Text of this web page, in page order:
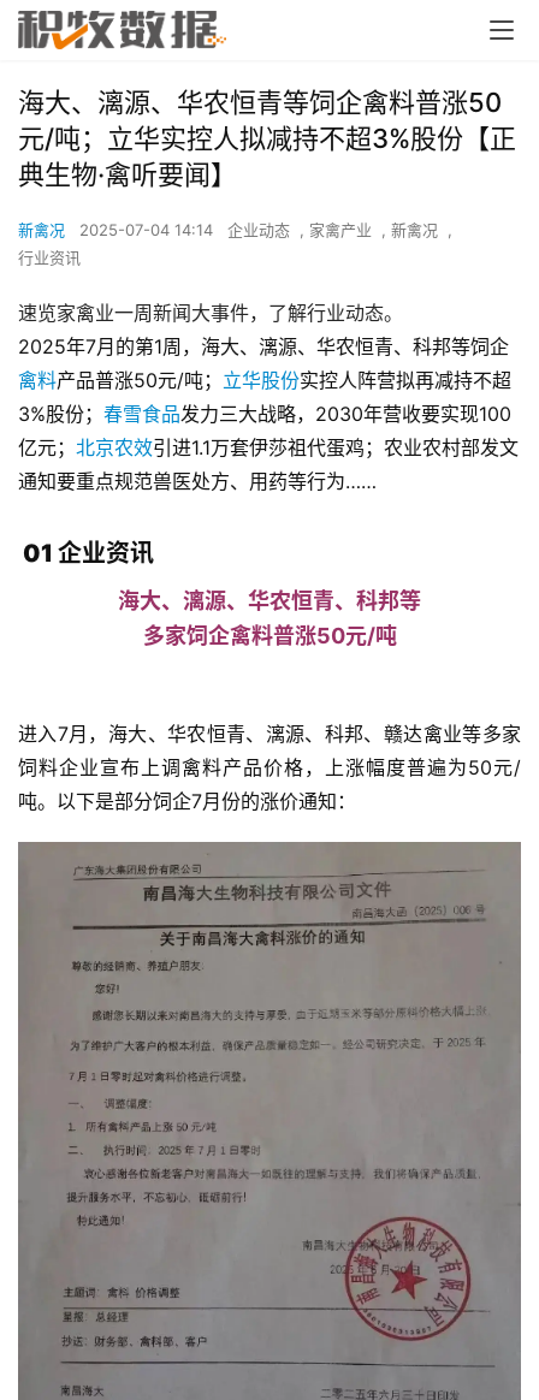
海大、漓源、华农恒青等饲企禽料普涨50
元/吨；立华实控人拟减持不超3%股份【正
典生物·禽听要闻】
新禽况 2025-07-04 14:14 企业动态 , 家禽产业 , 新禽况
,
行业资讯
速览家禽业一周新闻大事件，了解行业动态。
2025年7月的第1周，海大、漓源、华农恒青、科邦等饲企
禽料产品普涨50元/吨； 立华股份实控人阵营拟再减持不超
3%股份； 春雪食品发力三大战略，2030年营收要实现100
亿元； 北京农效引进1.1万套伊莎祖代蛋鸡；农业农村部发文
通知要重点规范兽医处方、用药等行为……
01 企业资讯
海大、漓源、华农恒青、科邦等
多家饲企禽料普涨50元/吨
进入7月，海大、华农恒青、漓源、科邦、赣达禽业等多家
饲料企业宣布上调禽料产品价格，上涨幅度普遍为50元/
吨。以下是部分饲企7月份的涨价通知：